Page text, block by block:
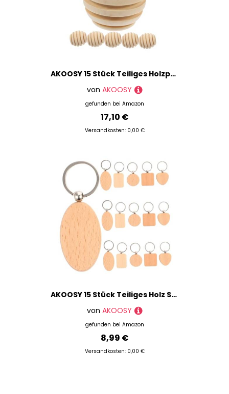
AKOOSY 15 Stück Teiliges Holzperlen Bienenwabenform für DIY Bastelmaterial Mini Garten Mikro landschaft Dekoration Tischdeko Balkon Pflanzenornamente
von AKOOSY
gefunden bei Amazon
17,10 €
Versandkosten: 0,00 €
AKOOSY 15 Stück Teiliges Holz Schlüsselanhänger Rohlinge aus Buchenholz Blanko Anhänger in Verschiedenen Formen Langlebig zum Bemalen Gravieren und Basteln DIY Geschenke für Kreative
von AKOOSY
gefunden bei Amazon
8,99 €
Versandkosten: 0,00 €